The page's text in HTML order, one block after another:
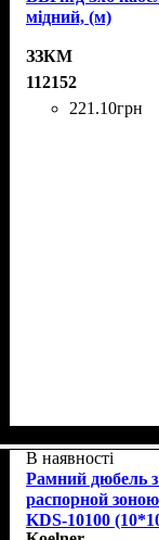
мідний, (м)
ЗЗКМ
112152
221 .10грн
В наявності
Рамний дюбель
распорной
KDS-10100